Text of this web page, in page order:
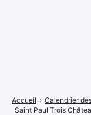
Accueil ›
Saint Paul Trois